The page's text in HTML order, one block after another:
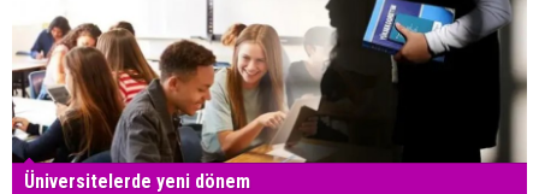
Üniversitelerde yeni dönem